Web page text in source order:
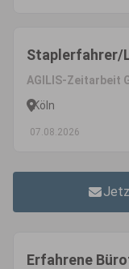
Staplerfahrer/
AGILIS-Zeitarbeit
Köln
07.08.2026
Erfahrene